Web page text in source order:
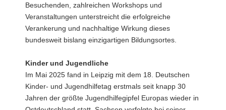
Besuchenden, zahlreichen Workshops und
Veranstaltungen unterstreicht die erfolgreiche
Verankerung und nachhaltige Wirkung dieses
bundesweit bislang einzigartigen Bildungsortes.
Kinder und Jugendliche
Im Mai 2025 fand in Leipzig mit dem 18. Deutschen
Kinder- und Jugendhilfetag erstmals seit knapp 30
Jahren der größte Jugendhilfegipfel Europas wieder in